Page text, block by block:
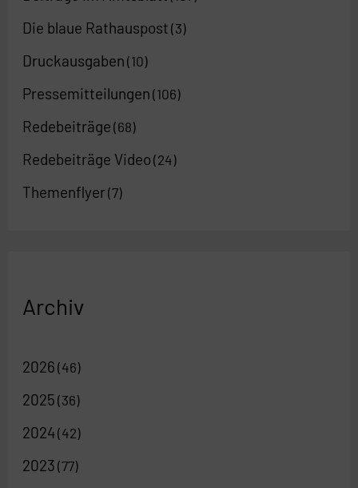
Die blaue Rathauspost (3)
Druckausgaben (10)
Pressemitteilungen (106)
Redebeiträge (68)
Redebeiträge Video (24)
Themenflyer(7)
Archiv
2026 (46)
2025 (36)
2024 (42)
2023 (77)